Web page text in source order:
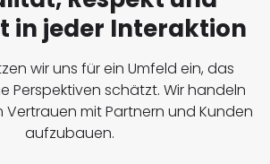
in jeder Interaktion
wir uns für ein Umfeld ein, das
Perspektiven schätzt. Wir handeln
Vertrauen mit Partnern und Kunden
aufzubauen.